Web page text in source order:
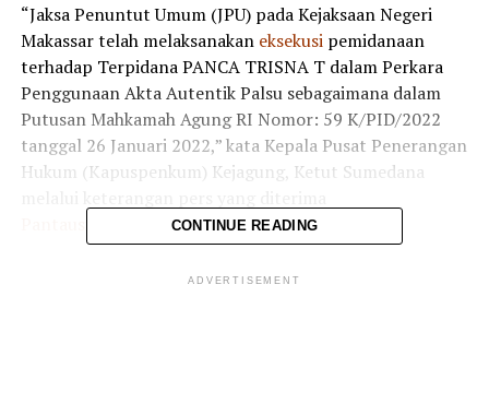
“Jaksa Penuntut Umum (JPU) pada Kejaksaan Negeri
Makassar telah melaksanakan eksekusipemidanaan
terhadap Terpidana PANCA TRISNA T dalam Perkara
Penggunaan Akta Autentik Palsu sebagaimana dalam
Putusan Mahkamah Agung RI Nomor: 59 K/PID/2022
tanggal 26 Januari 2022,” kata Kepala Pusat Penerangan
Hukum (Kapuspenkum) Kejagung, Ketut Sumedana
, Selasa, (21/6/2022).
Menurut Kapuspenkum, dalam amar putusan, hakim
CONTINUE READING
ADVERTISEMENT